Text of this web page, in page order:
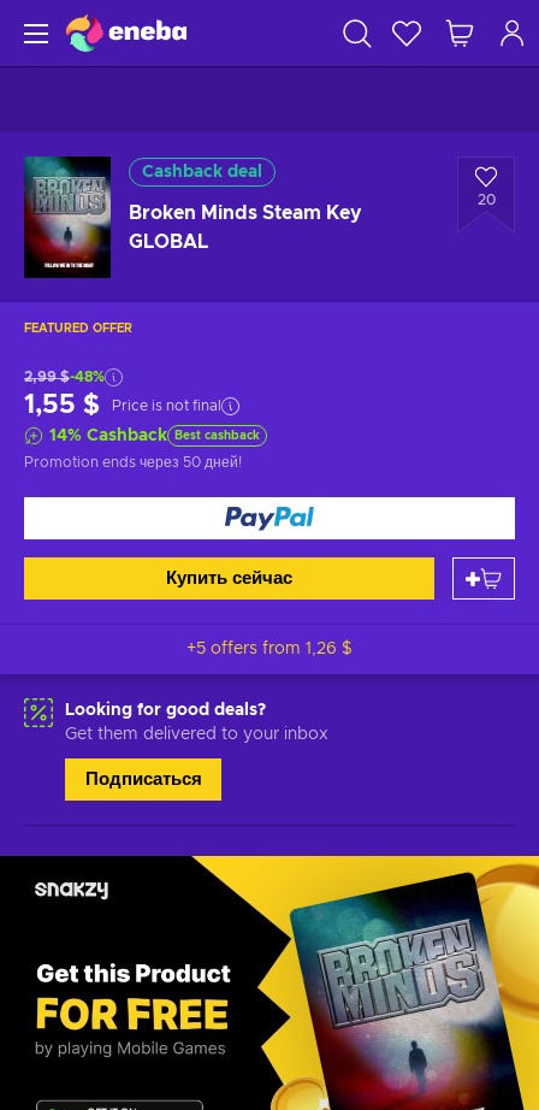
Cashback deal
Broken Minds Steam Key
GLOBAL
20
FEATURED OFFER
2,99 $-48%
1,55 $ Price is not final
14% Cashback Best cashback
Promotion ends через 50 дней!
Купить сейчас
+5 offers from 1,26 $
Looking for good deals?
Get them delivered to your inbox
Подписаться